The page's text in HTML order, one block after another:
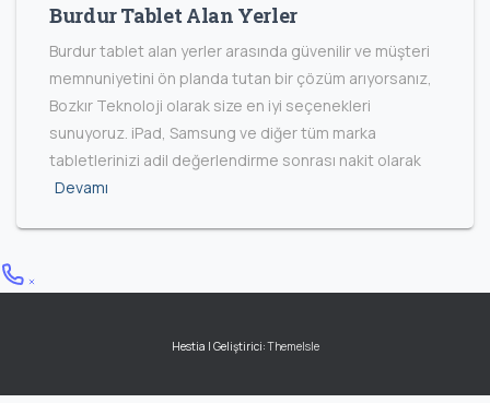
Burdur Tablet Alan Yerler
Burdur tablet alan yerler arasında güvenilir ve müşteri
memnuniyetini ön planda tutan bir çözüm arıyorsanız,
Bozkır Teknoloji olarak size en iyi seçenekleri
sunuyoruz. iPad, Samsung ve diğer tüm marka
tabletlerinizi adil değerlendirme sonrası nakit olarak
Devamı
Hestia | Geliştirici:ThemeIsle